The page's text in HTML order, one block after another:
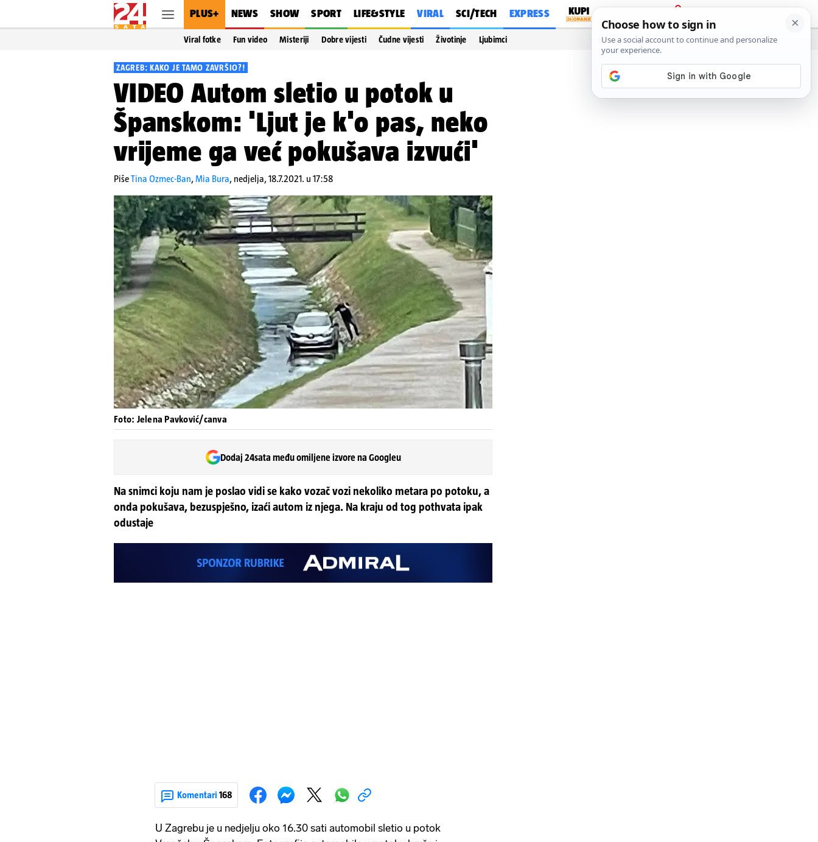
PLUS+ NEWS SHOW SPORT LIFE&STYLE VIRAL SCI/TECH EXPRESS
PRIJAVA
Viral fotke Fun video Misteriji Dobre vijesti Čudne vijesti Životinje Ljubimci
ZAGREB: KAKO JE TAMO ZAVRŠIO?!
VIDEO Autom sletio u potok u
Španskom: 'Ljut je k'o pas, neko
vrijeme ga već pokušava izvući'
PišeTina Ozmec-Ban,Mia Bura, nedjelja, 18.7.2021. u 17:58
Foto: Jelena Pavković/canva
Dodaj 24sata među omiljene izvore na Googleu
Na snimci koju nam je poslao vidi se kako vozač vozi nekoliko metara po potoku, a
onda pokušava, bezuspješno, izaći autom iz njega. Na kraju od tog pothvata ipak
odustaje
Komentari 168
U Zagrebu je u nedjelju oko 16.30 sati automobil sletio u potok